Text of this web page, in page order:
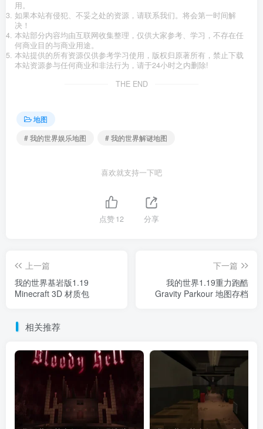
用。
如果本站有侵犯、不妥之处的资源，请联系我们。将会第一时间解
决！
本站部分内容均由互联网收集整理，仅供大家参考、学习，不存在任
何商业目的与商业用途。
本站提供的所有资源仅供参考学习使用，版权归原著所有，禁止下载
本站资源参与任何商业和非法行为，请于24小时之内删除!
THE END
地图
# 我的世界娱乐地图
# 我的世界解谜地图
喜欢就支持一下吧
点赞12 分享
上一篇
我的世界基岩版1.19
Minecraft 3D 材质包
下一篇
我的世界1.19重力跑酷
Gravity Parkour 地图存档
相关推荐